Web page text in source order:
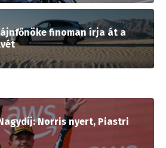
finoman írja át a
Norris nyert, Piastri